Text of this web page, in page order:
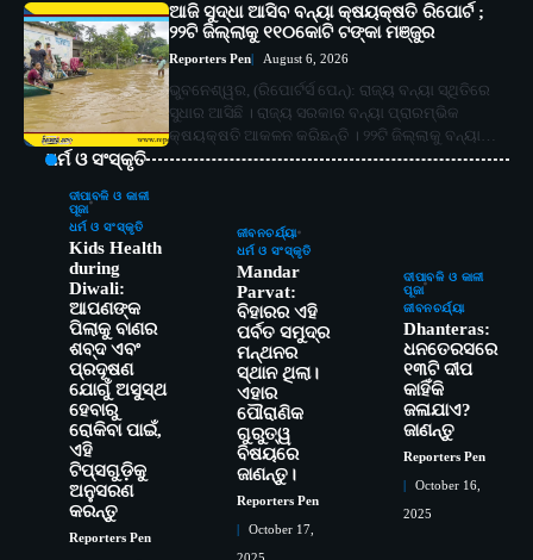
ଆଜି ସୁଦ୍ଧା ଆସିବ ବନ୍ୟା କ୍ଷୟକ୍ଷତି ରିପୋର୍ଟ ;
୨୨ଟି ଜିଲ୍ଲାକୁ ୧୧୦କୋଟି ଟଙ୍କା ମଞ୍ଜୁର
Reporters Pen August 6, 2026
ଭୁବନେଶ୍ୱର, (ରିପୋର୍ଟର୍ସ ପେନ୍‌): ରାଜ୍ୟ ବନ୍ୟା ସ୍ଥିତିରେ
ସୁଧାର ଆସିଛି । ରାଜ୍ୟ ସରକାର ବନ୍ୟା ପ୍ରାରମ୍ଭିକ
କ୍ଷୟକ୍ଷତି ଆକଳନ କରିଛନ୍ତି । ୨୨ଟି ଜିଲ୍ଲାକୁ ବନ୍ୟା…
ଧର୍ମ ଓ ସଂସ୍କୃତି
ଦୀପାବଳି ଓ କାଳୀ
ପୂଜା
ଧର୍ମ ଓ ସଂସ୍କୃତି
Kids Health
during
Diwali:
ଆପଣଙ୍କ
ପିଲାକୁ ବାଣର
ଶବ୍ଦ ଏବଂ
ପ୍ରଦୂଷଣ
ଯୋଗୁଁ ଅସୁସ୍ଥ
ହେବାରୁ
ରୋକିବା ପାଇଁ,
ଏହି
ଟିପ୍ସଗୁଡ଼ିକୁ
ଅନୁସରଣ
କରନ୍ତୁ
Reporters Pen
ଜୀବନଚର୍ଯ୍ୟା
ଧର୍ମ ଓ ସଂସ୍କୃତି
Mandar
Parvat:
ବିହାରର ଏହି
ପର୍ବତ ସମୁଦ୍ର
ମନ୍ଥନର
ସ୍ଥାନ ଥିଲା।
ଏହାର
ପୌରାଣିକ
ଗୁରୁତ୍ୱ
ବିଷୟରେ
ଜାଣନ୍ତୁ।
Reporters Pen
October 17,
2025
ଦୀପାବଳି ଓ କାଳୀ
ପୂଜା
ଜୀବନଚର୍ଯ୍ୟା
Dhanteras:
ଧନତେରସରେ
୧୩ଟି ଦୀପ
କାହିଁକି
ଜଳାଯାଏ?
ଜାଣନ୍ତୁ
Reporters Pen
October 16,
2025
ସୋଆର ୨୦ତମ ପ୍ରତିଷ୍ଠା ଦିବସରେ
ବିଶ୍ୱବିଦ୍ୟାଳୟର ସଫଳତା, ଉତ୍କର୍ଷତା ଓ
ଅଗ୍ରଗତିର ସ୍ମୃତିଚାରଣ